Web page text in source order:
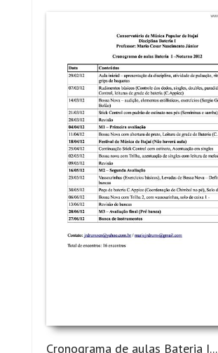
Cronograma de aulas Bateria I...